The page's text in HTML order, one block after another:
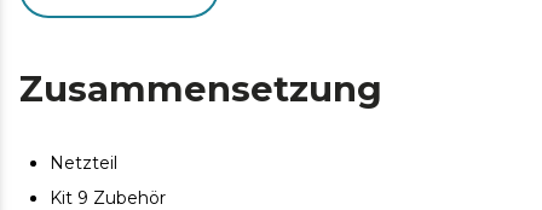
Zusammensetzung
Netzteil
Kit 9 Zubehör